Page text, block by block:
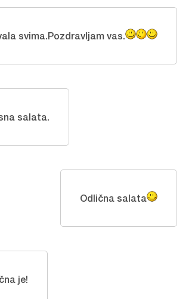
svima.Pozdravljam vas.
salata.
Odlična salata
je!